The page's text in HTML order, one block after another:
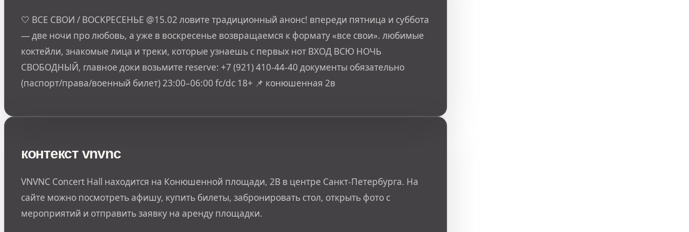
🤍 ВСЕ СВОИ / ВОСКРЕСЕНЬЕ @15.02 ловите традиционный анонс! впереди пятница и суббота
— две ночи про любовь, а уже в воскресенье возвращаемся к формату «все свои». любимые
коктейли, знакомые лица и треки, которые узнаешь с первых нот ВХОД ВСЮ НОЧЬ
СВОБОДНЫЙ, главное доки возьмите reserve: +7 (921) 410-44-40 документы обязательно
(паспорт/права/военный билет) 23:00–06:00 fc/dc 18+ 📌 конюшенная 2в
контекст vnvnc
VNVNC Concert Hall находится на Конюшенной площади, 2В в центре Санкт-Петербурга. На
сайте можно посмотреть афишу, купить билеты, забронировать стол, открыть фото с
мероприятий и отправить заявку на аренду площадки.